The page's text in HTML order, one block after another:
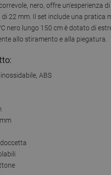
nero, offre un'esperienza
22 mm. Il set include una
nero lungo 150 cm è dotato di
allo stiramento e alla piegatura.
ABS